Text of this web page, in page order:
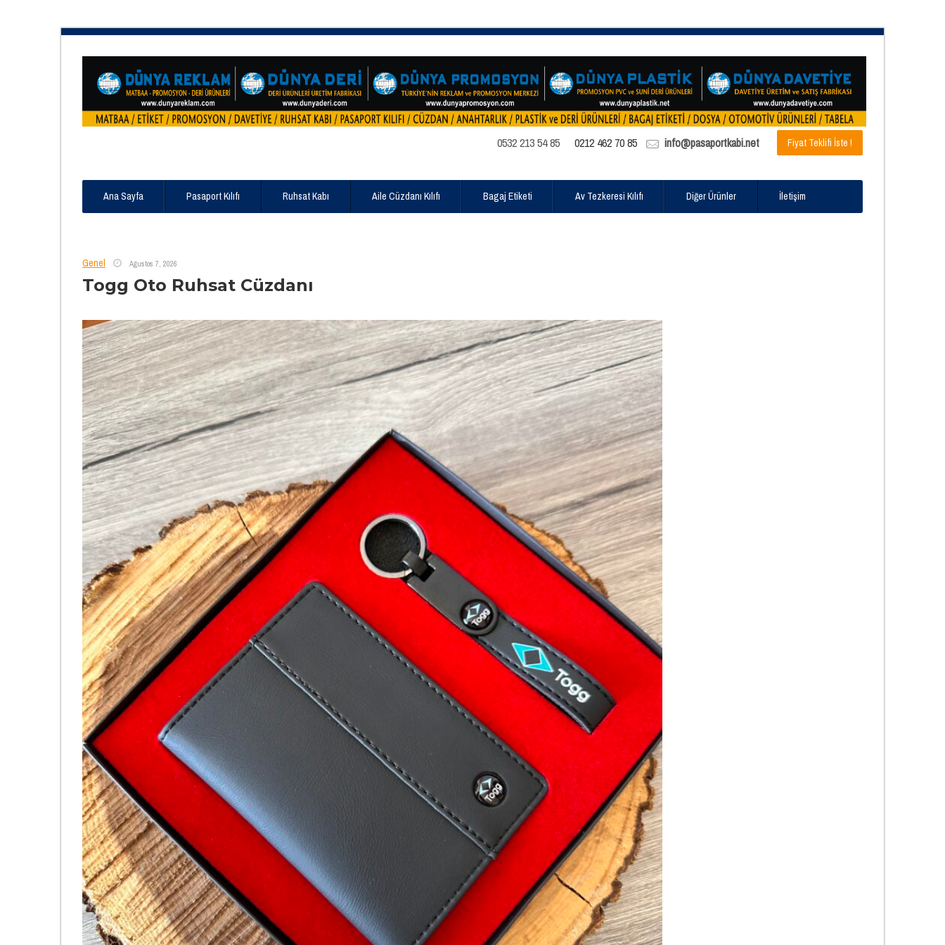
0532 213 54 85 0212 462 70 85 info@pasaportkabi.net Fiyat Teklifi İste !
Ana Sayfa Pasaport Kılıfı Ruhsat Kabı Aile Cüzdanı Kılıfı Bagaj Etiketi Av Tezkeresi Kılıfı Diğer Ürünler İletişim
Genel Ağustos 7, 2026
Togg Oto Ruhsat Cüzdanı